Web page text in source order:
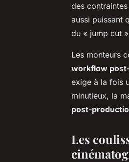
des
aussi puissant
du « jump cut
Les monteurs
workflow
exige à la fois
minutieux, la
post-
Les